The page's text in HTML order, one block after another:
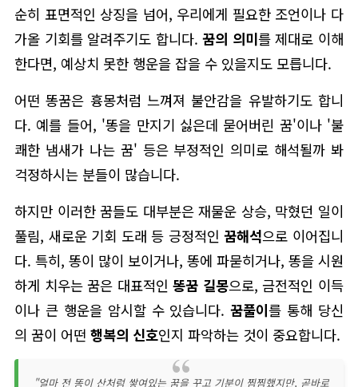
순히 표면적인 상징을 넘어, 우리에게 필요한 조언이나 다
가올 기회를 알려주기도 합니다.꿈의 의미를 제대로 이해
한다면, 예상치 못한 행운을 잡을 수 있을지도 모릅니다.
어떤 똥꿈은 흉몽처럼 느껴져 불안감을 유발하기도 합니
다. 예를 들어, '똥을 만지기 싫은데 묻어버린 꿈'이나 '불
쾌한 냄새가 나는 꿈' 등은 부정적인 의미로 해석될까 봐
걱정하시는 분들이 많습니다.
하지만 이러한 꿈들도 대부분은 재물운 상승, 막혔던 일이
풀림, 새로운 기회 도래 등 긍정적인꿈해석으로 이어집니
다. 특히, 똥이 많이 보이거나, 똥에 파묻히거나, 똥을 시원
하게 치우는 꿈은 대표적인똥꿈 길몽으로, 금전적인 이득
이나 큰 행운을 암시할 수 있습니다.꿈풀이를 통해 당신
의 꿈이 어떤 행복의 신호인지 파악하는 것이 중요합니다.
"얼마 전 똥이 산처럼 쌓여있는 꿈을 꾸고 기분이 찜찜했지만, 곧바로